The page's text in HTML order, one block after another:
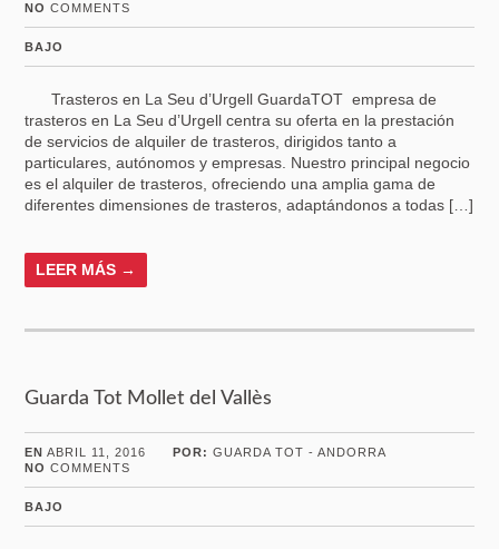
NO COMMENTS
BAJO
Trasteros en La Seu d’Urgell GuardaTOT empresa de
trasteros en La Seu d’Urgell centra su oferta en la prestación
de servicios de alquiler de trasteros, dirigidos tanto a
particulares, autónomos y empresas. Nuestro principal negocio
es el alquiler de trasteros, ofreciendo una amplia gama de
diferentes dimensiones de trasteros, adaptándonos a todas […]
LEER MÁS →
Guarda Tot Mollet del Vallès
EN ABRIL 11, 2016 POR:GUARDA TOT - ANDORRA
NO COMMENTS
BAJO